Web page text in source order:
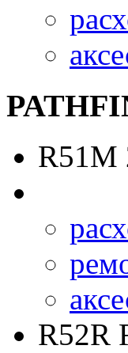
R51M
R52R